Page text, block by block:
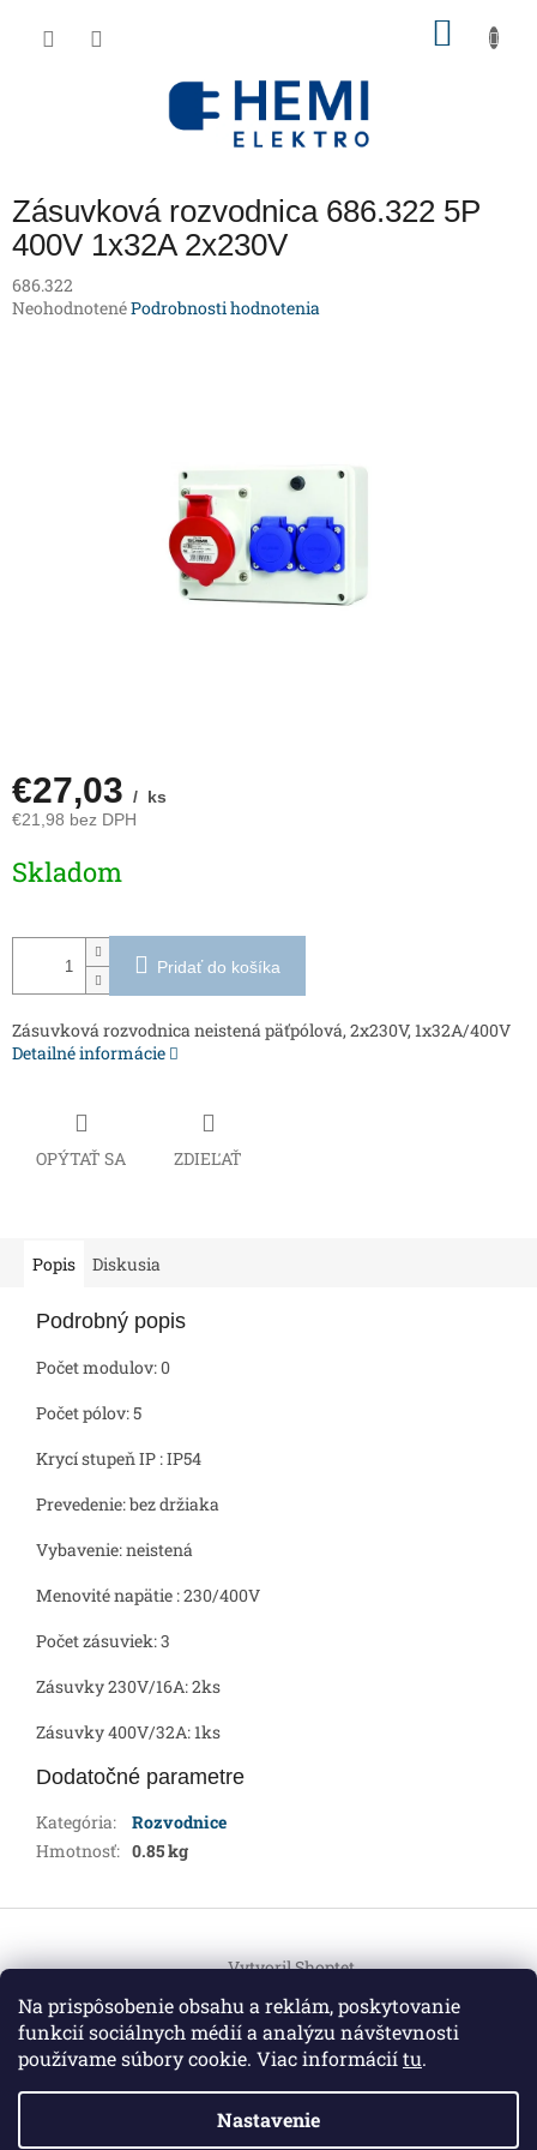
Na prispôsobenie obsahu a reklám, poskytovanie
funkcií sociálnych médií a analýzu návštevnosti
používame súbory cookie. Viac informáciítu.
Nastavenie
Zásuvková rozvodnica 686.322 5P
400V 1x32A 2x230V
686.322
Priemerné
NeohodnotenéPodrobnosti hodnotenia
€27,03 / ks
€21,98 bez DPH
cena:
Skladom
Pridať do košíka
Zásuvková rozvodnica neistená päťpólová, 2x230V, 1x32A/400V
Detailné informácie
OPÝTAŤ SA ZDIEĽAŤ
Popis Diskusia
Podrobný popis
Počet modulov: 0
Počet pólov: 5
Krycí stupeň IP : IP54
Prevedenie: bez držiaka
Vybavenie: neistená
Menovité napätie : 230/400V
Počet zásuviek: 3
Zásuvky 230V/16A: 2ks
Zásuvky 400V/32A: 1ks
Dodatočné parametre
Kategória:
Rozvodnice
Hmotnosť: 0.85 kg
p
Vytvoril Shoptet
Copyright 2026HEMI Elektro. Všetky práva vyhradené.
Upraviť nastavenie cookies